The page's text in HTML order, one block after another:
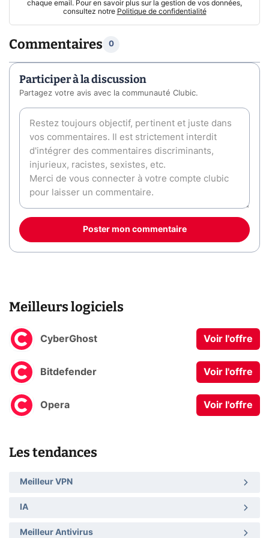
chaque email. Pour en savoir plus sur la gestion de vos données,
consultez notre Politique de confidentialité
Commentaires 0
Participer à la discussion
Partagez votre avis avec la communauté Clubic.
Poster mon commentaire
Meilleurs logiciels
CyberGhost Voir l'offre
Bitdefender Voir l'offre
Opera Voir l'offre
Les tendances
Meilleur VPN
IA
Meilleur Antivirus